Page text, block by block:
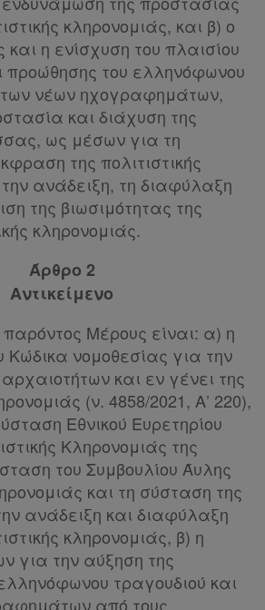
κληρονομιάς, και β) ο
και η ενίσχυση του πλαισίου
προώθησης του ελληνόφωνου
των νέων ηχογραφημάτων,
και διάχυση της
ως μέσων για τη
της πολιτιστικής
ανάδειξη, τη διαφύλαξη
της βιωσιμότητας της
κληρονομιάς.
Άρθρο 2
Αντικείμενο
παρόντος Μέρους είναι: α) η
Κώδικα νομοθεσίας για την
και εν γένει της
(ν. 4858/2021, Α’ 220),
Εθνικού Ευρετηρίου
Κληρονομιάς της
του Συμβουλίου Άυλης
και τη σύσταση της
ανάδειξη και διαφύλαξη
κληρονομιάς, β) η
για την αύξηση της
τραγουδιού και
από τους